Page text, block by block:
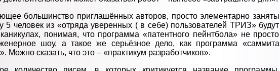
большинство приглашённых авторов, просто элементарно заняты
5 человек из «отряда уверенных ( в себе) пользователей ТРИЗ» будут
понимая, что программа «патентного пейнтбола» не просто
шоу, а такое же серьёзное дело, как программа «саммита
Можно сказать, что это – «практикум разработчиков».